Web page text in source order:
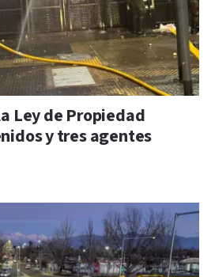
Ley de Propiedad
y tres agentes